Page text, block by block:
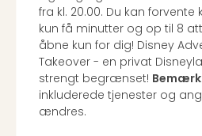
fra kl. 20.00. Du kan
kun få minutter og op til 8
åbne kun for dig! Disney
Takeover - en privat
strengt begrænset!
inkluderede tjenester og
ændres.